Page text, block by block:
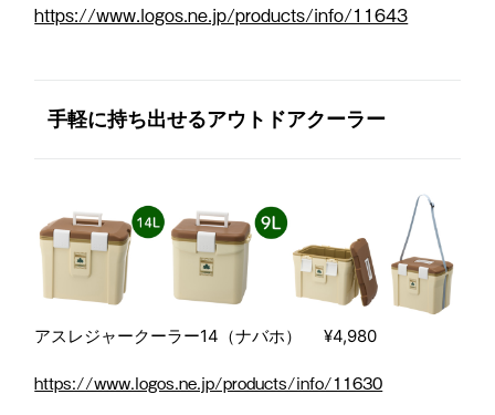
https://www.logos.ne.jp/products/info/11643
手軽に持ち出せるアウトドアクーラー
アスレジャークーラー14（ナバホ） ¥4,980
https://www.logos.ne.jp/products/info/11630